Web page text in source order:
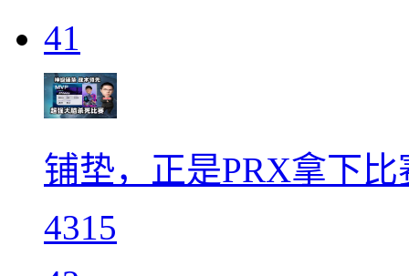
41
铺垫，正是PRX拿下
4315